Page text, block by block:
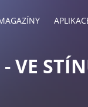
VE